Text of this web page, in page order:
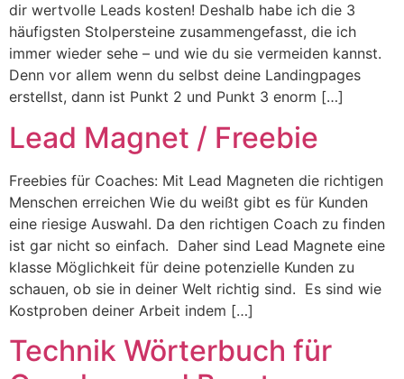
dir wertvolle Leads kosten! Deshalb habe ich die 3
häufigsten Stolpersteine zusammengefasst, die ich
immer wieder sehe – und wie du sie vermeiden kannst.
Denn vor allem wenn du selbst deine Landingpages
erstellst, dann ist Punkt 2 und Punkt 3 enorm […]
Lead Magnet / Freebie
Freebies für Coaches: Mit Lead Magneten die richtigen
Menschen erreichen Wie du weißt gibt es für Kunden
eine riesige Auswahl. Da den richtigen Coach zu finden
ist gar nicht so einfach. Daher sind Lead Magnete eine
klasse Möglichkeit für deine potenzielle Kunden zu
schauen, ob sie in deiner Welt richtig sind. Es sind wie
Kostproben deiner Arbeit indem […]
Technik Wörterbuch für